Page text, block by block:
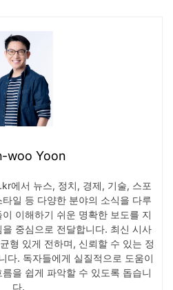
woo Yoon
에서 뉴스, 정치, 경제, 기술, 스포
일 등 다양한 분야의 소식을 다루
이해하기 쉬운 명확한 보도를 지
중심으로 전달합니다. 최신 시사
형 있게 전하며, 신뢰할 수 있는 정
다. 독자들에게 실질적으로 도움이
을 쉽게 파악할 수 있도록 돕습니
다.